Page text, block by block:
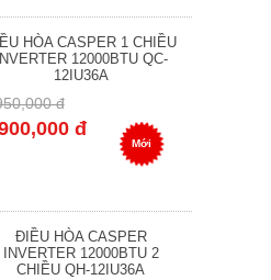
HÒA CASPER 1 CHIỀU
INVERTER 12000BTU QC-
12IU36A
đ
đ
Mới
ĐIỀU HÒA CASPER
INVERTER 12000BTU 2
CHIỀU QH-12IU36A